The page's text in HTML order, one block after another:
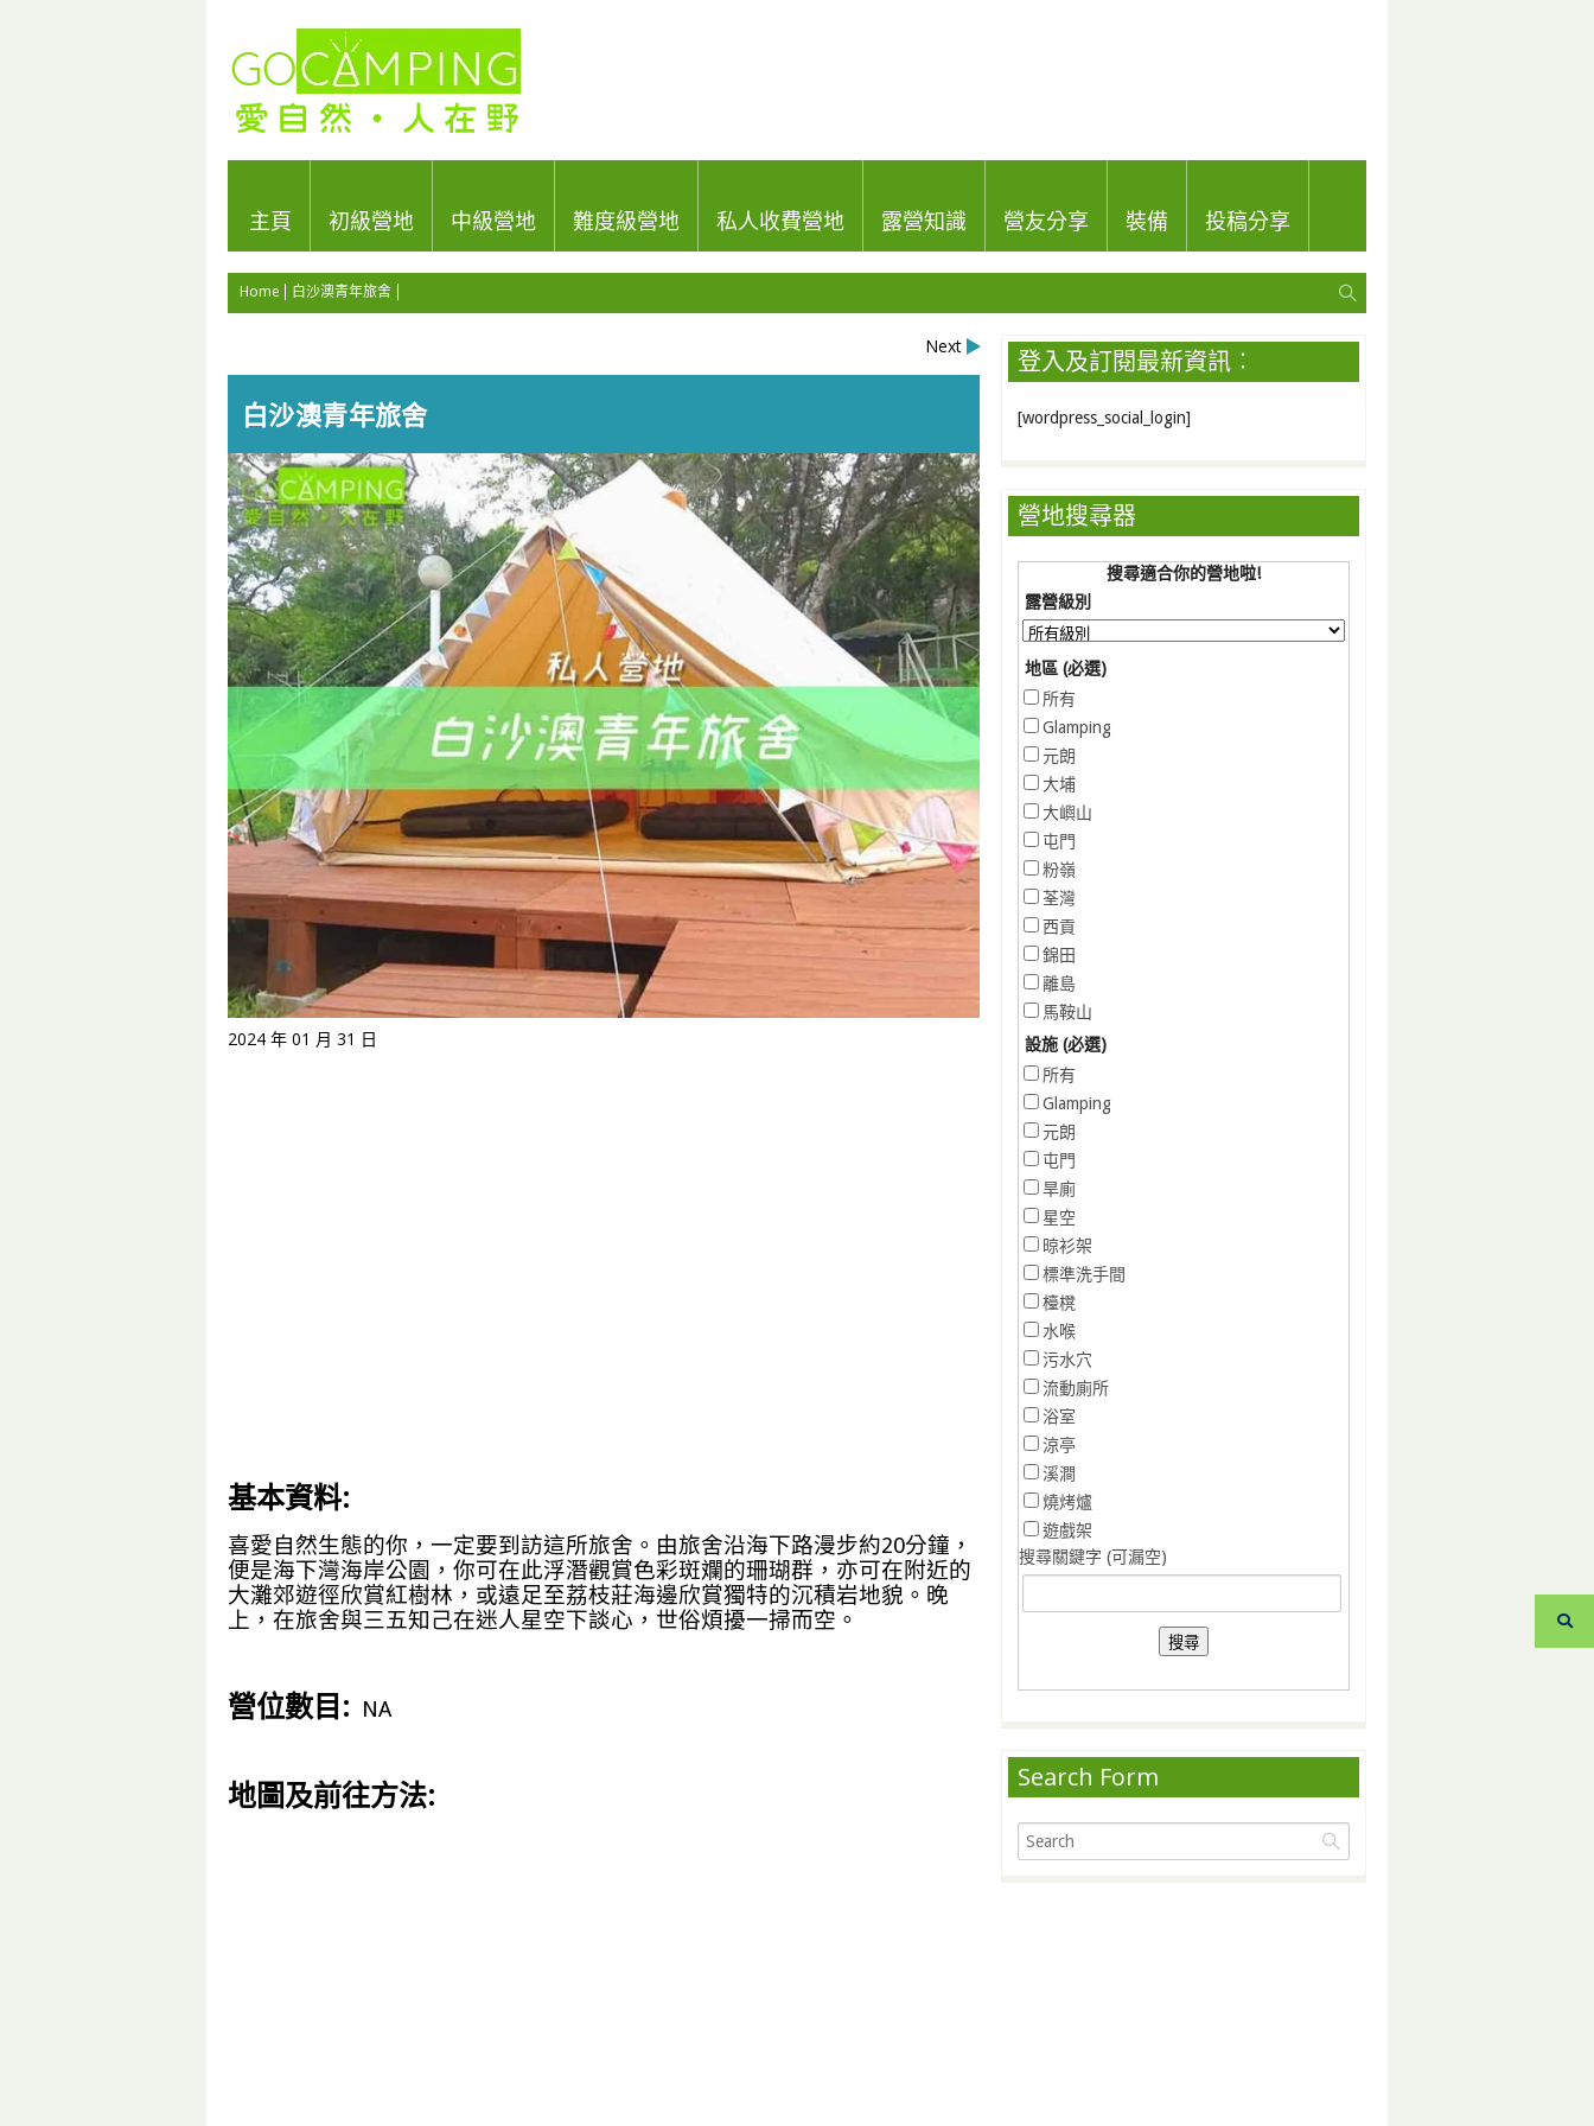
主頁 初級營地 中級營地 難度級營地 私人收費營地 露營知識 營友分享 裝備 投稿分享
Home 白沙澳青年旅舍
Next
白沙澳青年旅舍
2024 年 01 月 31 日
基本資料:
喜愛自然生態的你，一定要到訪這所旅舍。由旅舍沿海下路漫步約20分鐘，
便是海下灣海岸公園，你可在此浮潛觀賞色彩斑斕的珊瑚群，亦可在附近的
大灘郊遊徑欣賞紅樹林，或遠足至荔枝莊海邊欣賞獨特的沉積岩地貌。晚
上，在旅舍與三五知己在迷人星空下談心，世俗煩擾一掃而空。
營位數目: NA
地圖及前往方法:
登入及訂閱最新資訊︰
[wordpress_social_login]
營地搜尋器
搜尋適合你的營地啦!
露營級別
地區 (必選)
所有
Glamping
元朗
大埔
大嶼山
屯門
粉嶺
荃灣
西貢
錦田
離島
馬鞍山
設施 (必選)
所有
Glamping
元朗
屯門
旱廁
星空
晾衫架
標準洗手間
檯櫈
水喉
污水穴
流動廁所
浴室
涼亭
溪澗
燒烤爐
遊戲架
搜尋關鍵字 (可漏空)
Search Form